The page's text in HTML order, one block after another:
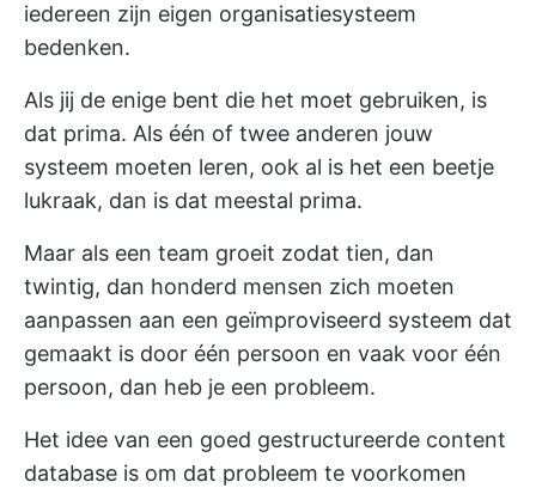
iedereen zijn eigen organisatiesysteem
bedenken.
Als jij de enige bent die het moet gebruiken, is
dat prima. Als één of twee anderen jouw
systeem moeten leren, ook al is het een beetje
lukraak, dan is dat meestal prima.
Maar als een team groeit zodat tien, dan
twintig, dan honderd mensen zich moeten
aanpassen aan een geïmproviseerd systeem dat
gemaakt is door één persoon en vaak voor één
persoon, dan heb je een probleem.
Het idee van een goed gestructureerde content
database is om dat probleem te voorkomen